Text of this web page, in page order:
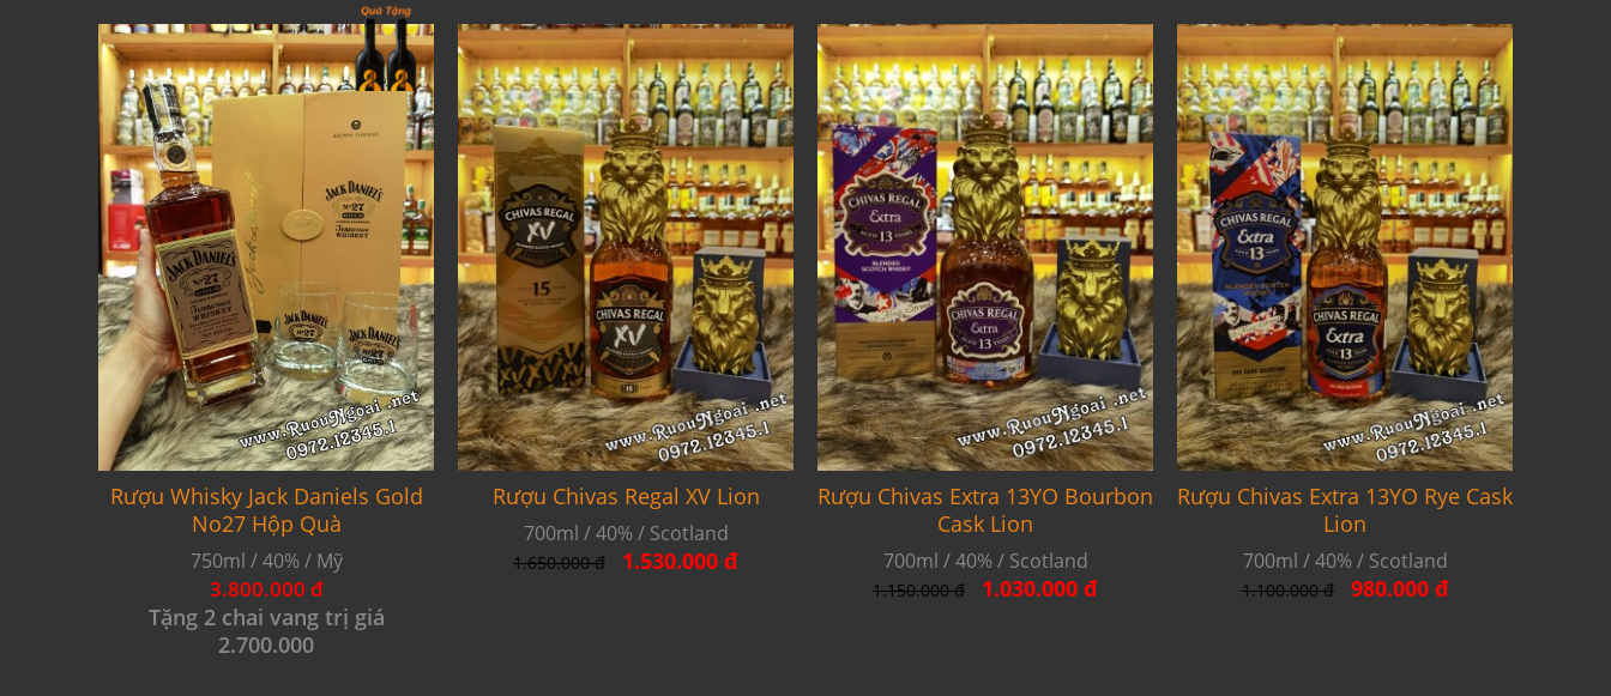
Rượu Whisky Jack Daniels Gold
No27 Hộp Quà
750ml / 40% / Mỹ
3.800.000 đ
Tặng 2 chai vang trị giá
2.700.000
Rượu Chivas Regal XV Lion
700ml / 40% / Scotland
1.650.000 đ 1.530.000 đ
Rượu Chivas Extra 13YO Bourbon
Cask Lion
700ml / 40% / Scotland
1.150.000 đ 1.030.000 đ
Rượu Chivas Extra 13YO Rye Cask
Lion
700ml / 40% / Scotland
1.100.000 đ 980.000 đ